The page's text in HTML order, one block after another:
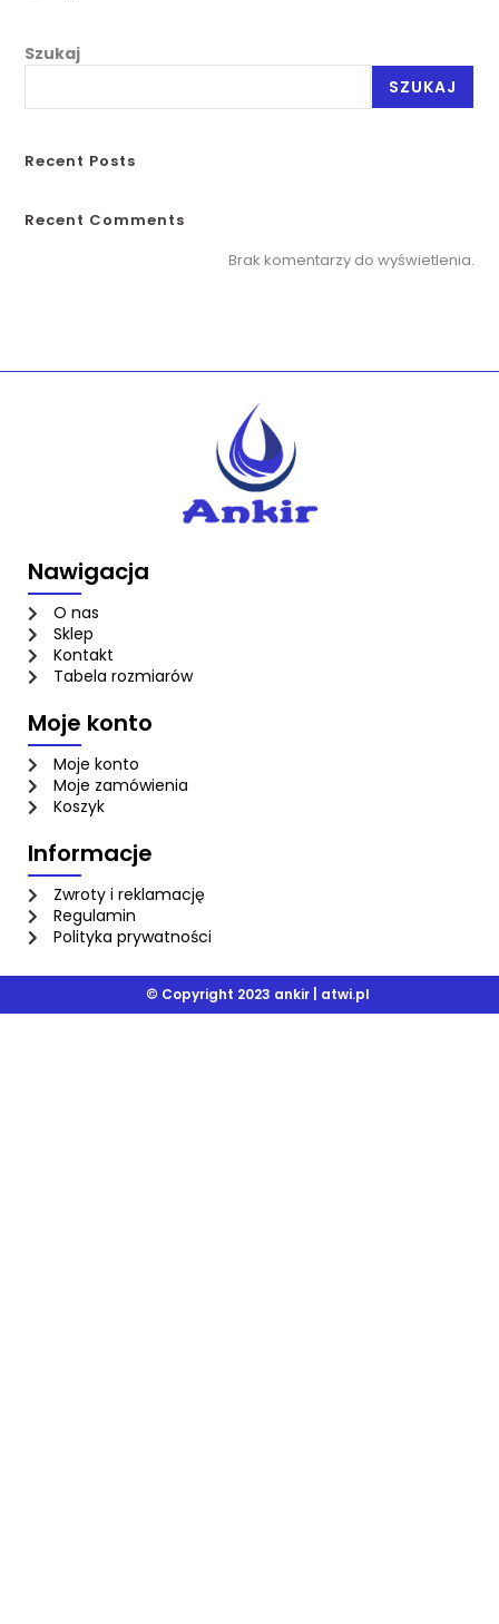
Szukaj
SZUKAJ
Recent Posts
Recent Comments
Brak komentarzy do wyświetlenia.
Nawigacja
O nas
Sklep
Kontakt
Tabela rozmiarów
Moje konto
Moje konto
Moje zamówienia
Koszyk
Informacje
Zwroty i reklamację
Regulamin
Polityka prywatności
© Copyright 2023 ankir | atwi.pl